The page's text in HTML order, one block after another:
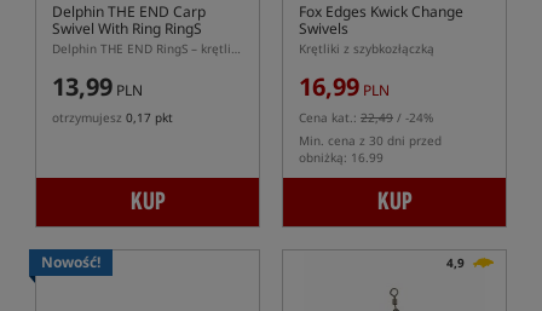
Delphin THE END Carp
Swivel With Ring RingS
Delphin THE END RingS – krętlik karpiowy z kółkiem do zestawów Chod Rig
13,99 PLN
otrzymujesz 0,17 pkt
KUP
Fox Edges Kwick Change
Swivels
Krętliki z szybkozłączką
16,99 PLN
Cena kat.: 22,49 / -24%
Min. cena z 30 dni przed
obniżką: 16.99
KUP
Nowość! 4,9